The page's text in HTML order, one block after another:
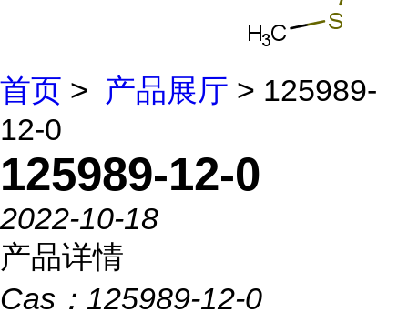
首页 > 产品展厅 > 125989-
12-0
125989-12-0
2022-10-18
产品详情
Cas： 125989-12-0